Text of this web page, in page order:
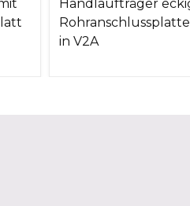
Handlaufträger
in V2A